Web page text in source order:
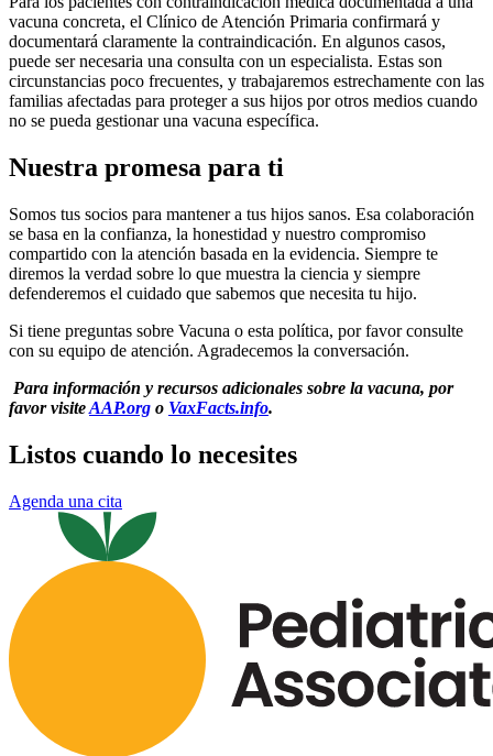
vacuna concreta, el Clínico de Atención Primaria confirmará y
documentará claramente la contraindicación. En algunos casos,
puede ser necesaria una consulta con un especialista. Estas son
circunstancias poco frecuentes, y trabajaremos estrechamente con las
familias afectadas para proteger a sus hijos por otros medios cuando
no se pueda gestionar una vacuna específica.
Nuestra promesa para ti
Somos tus socios para mantener a tus hijos sanos. Esa colaboración
se basa en la confianza, la honestidad y nuestro compromiso
compartido con la atención basada en la evidencia. Siempre te
diremos la verdad sobre lo que muestra la ciencia y siempre
defenderemos el cuidado que sabemos que necesita tu hijo.
Si tiene preguntas sobre Vacuna o esta política, por favor consulte
con su equipo de atención. Agradecemos la conversación.
Para información y recursos adicionales sobre la vacuna, por
favor visiteAAP.org o VaxFacts.info.
Listos cuando lo necesites
Agenda una cita